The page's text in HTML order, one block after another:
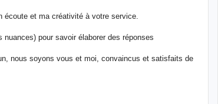
écoute et ma créativité à votre service.
pour savoir élaborer des réponses
nous soyons vous et moi, convaincus et satisfaits de